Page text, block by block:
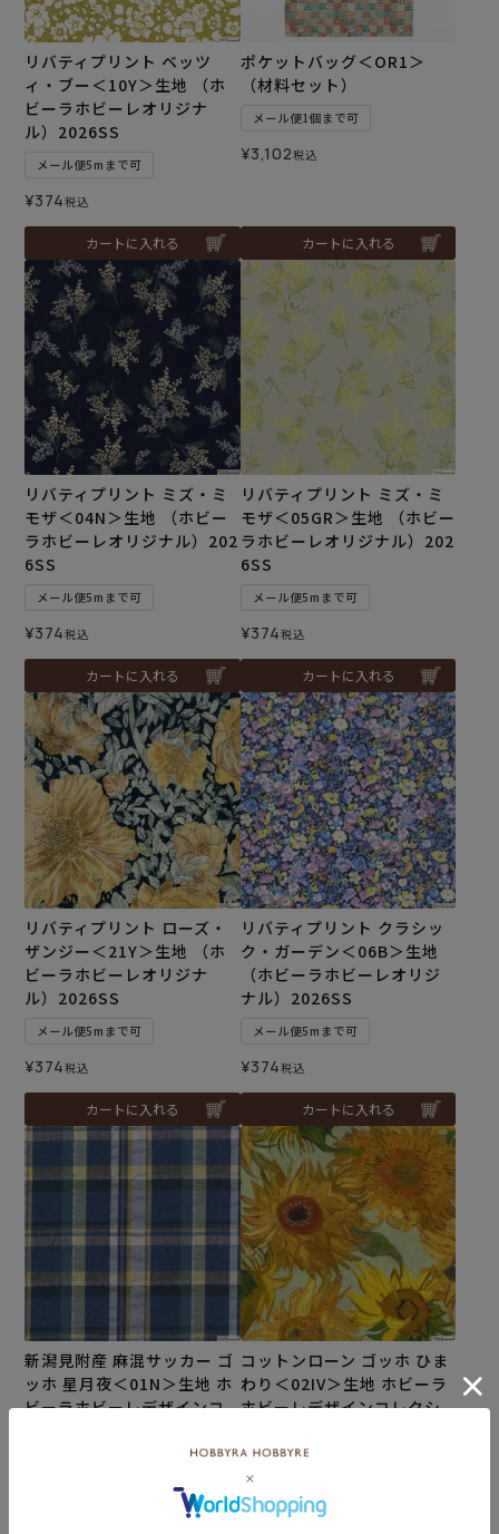
リバティプリント ベッツ
ィ・ブー＜10Y＞生地 （ホ
ビーラホビーレオリジナ
ル）2026SS
メール便5mまで可
¥374税込
カートに入れる
ポケットバッグ＜OR1＞
（材料セット）
メール便1個まで可
¥3,102税込
カートに入れる
リバティプリント ミズ・ミ
モザ＜04N＞生地 （ホビー
ラホビーレオリジナル）202
6SS
メール便5mまで可
¥374税込
カートに入れる
リバティプリント ミズ・ミ
モザ＜05GR＞生地 （ホビー
ラホビーレオリジナル）202
6SS
メール便5mまで可
¥374税込
カートに入れる
リバティプリント ローズ・
ザンジー＜21Y＞生地 （ホ
ビーラホビーレオリジナ
ル）2026SS
メール便5mまで可
¥374税込
カートに入れる
リバティプリント クラシッ
ク・ガーデン＜06B＞生地
（ホビーラホビーレオリジ
ナル）2026SS
メール便5mまで可
¥374税込
カートに入れる
新潟見附産 麻混サッカー ゴ
ッホ 星月夜＜01N＞生地 ホ
ビーラホビーレデザインコ
コットンローン ゴッホ ひま
わり＜02IV＞生地 ホビーラ
ホビーレデザインコレクシ
¥308税込